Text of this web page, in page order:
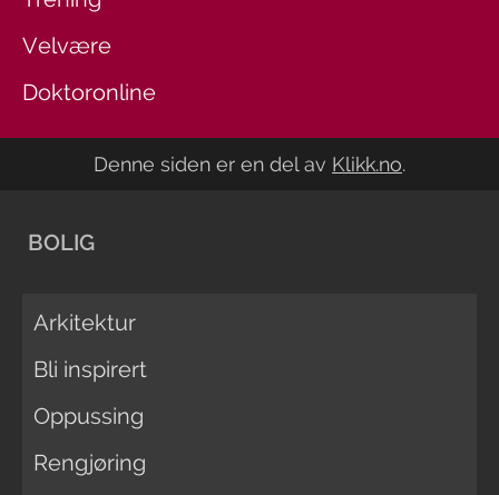
Velvære
Doktoronline
Denne siden er en del av Klikk.no.
BOLIG
Arkitektur
Bli inspirert
Oppussing
Rengjøring